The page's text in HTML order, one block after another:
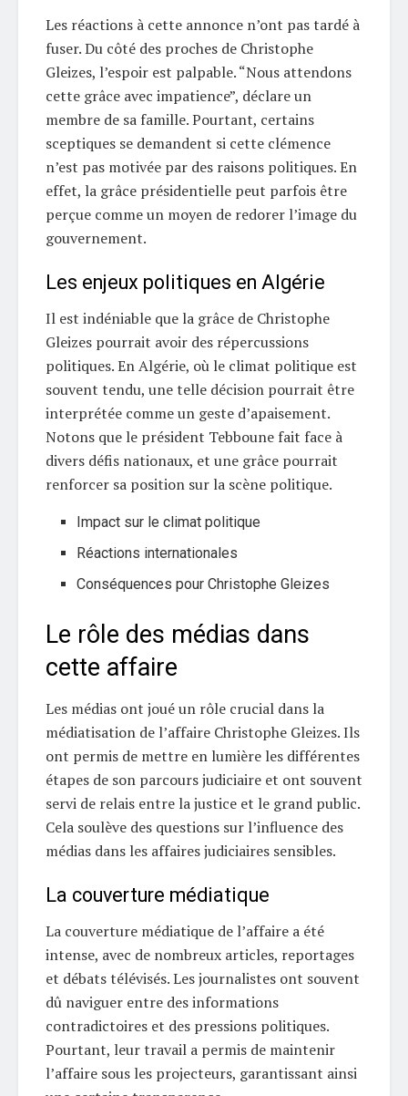
Les réactions à cette annonce n’ont pas tardé à
fuser. Du côté des proches de Christophe
Gleizes, l’espoir est palpable. “Nous attendons
cette grâce avec impatience”, déclare un
membre de sa famille. Pourtant, certains
sceptiques se demandent si cette clémence
n’est pas motivée par des raisons politiques. En
effet, la grâce présidentielle peut parfois être
perçue comme un moyen de redorer l’image du
gouvernement.
Les enjeux politiques en Algérie
Il est indéniable que la grâce de Christophe
Gleizes pourrait avoir des répercussions
politiques. En Algérie, où le climat politique est
souvent tendu, une telle décision pourrait être
interprétée comme un geste d’apaisement.
Notons que le président Tebboune fait face à
divers défis nationaux, et une grâce pourrait
renforcer sa position sur la scène politique.
Impact sur le climat politique
Réactions internationales
Conséquences pour Christophe Gleizes
Le rôle des médias dans
cette affaire
Les médias ont joué un rôle crucial dans la
médiatisation de l’affaire Christophe Gleizes. Ils
ont permis de mettre en lumière les différentes
étapes de son parcours judiciaire et ont souvent
servi de relais entre la justice et le grand public.
Cela soulève des questions sur l’influence des
médias dans les affaires judiciaires sensibles.
La couverture médiatique
La couverture médiatique de l’affaire a été
intense, avec de nombreux articles, reportages
et débats télévisés. Les journalistes ont souvent
dû naviguer entre des informations
contradictoires et des pressions politiques.
Pourtant, leur travail a permis de maintenir
l’affaire sous les projecteurs, garantissant ainsi